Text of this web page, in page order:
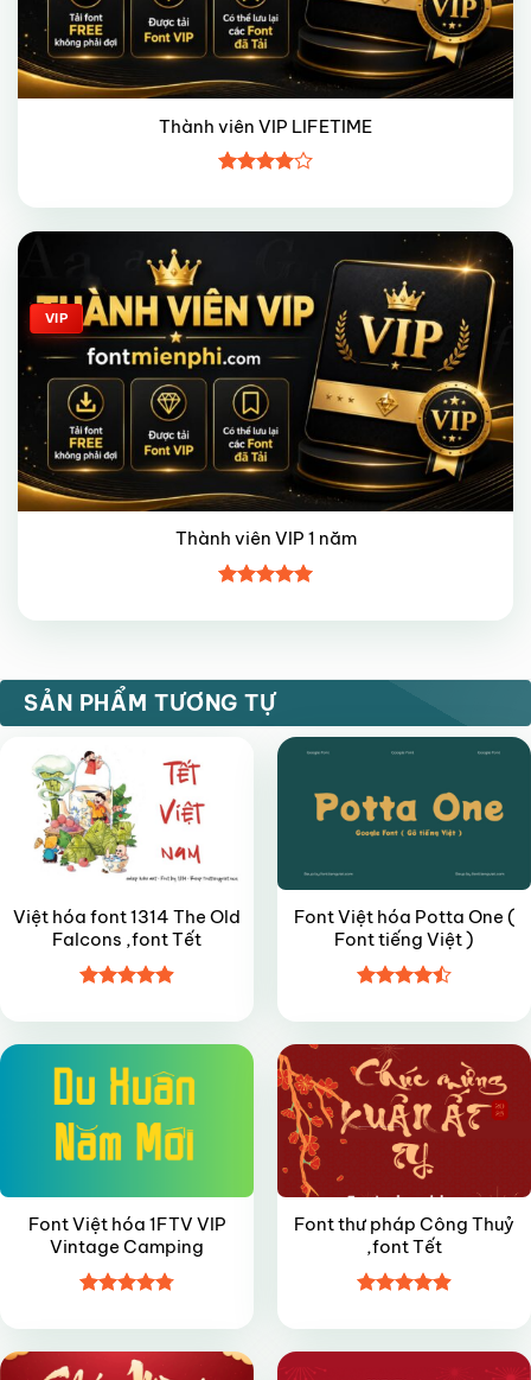
Thành viên VIP LIFETIME
xếp hạng
45 sao
Giảm giá!
VIP
Thành viên VIP 1 năm
hạng55
SẢN PHẨM TƯƠNG TỰ
VIP
Việt hóa font 1314 The Old
Falcons ,font Tết
hạng4.95
sao
Font Việt hóa Potta One (
Font tiếng Việt )
hạng4.5
5 sao
Font Việt hóa 1FTV VIP
Vintage Camping
hạng4.85
sao
Font thư pháp Công Thuỷ
,font Tết
hạng4.95
sao